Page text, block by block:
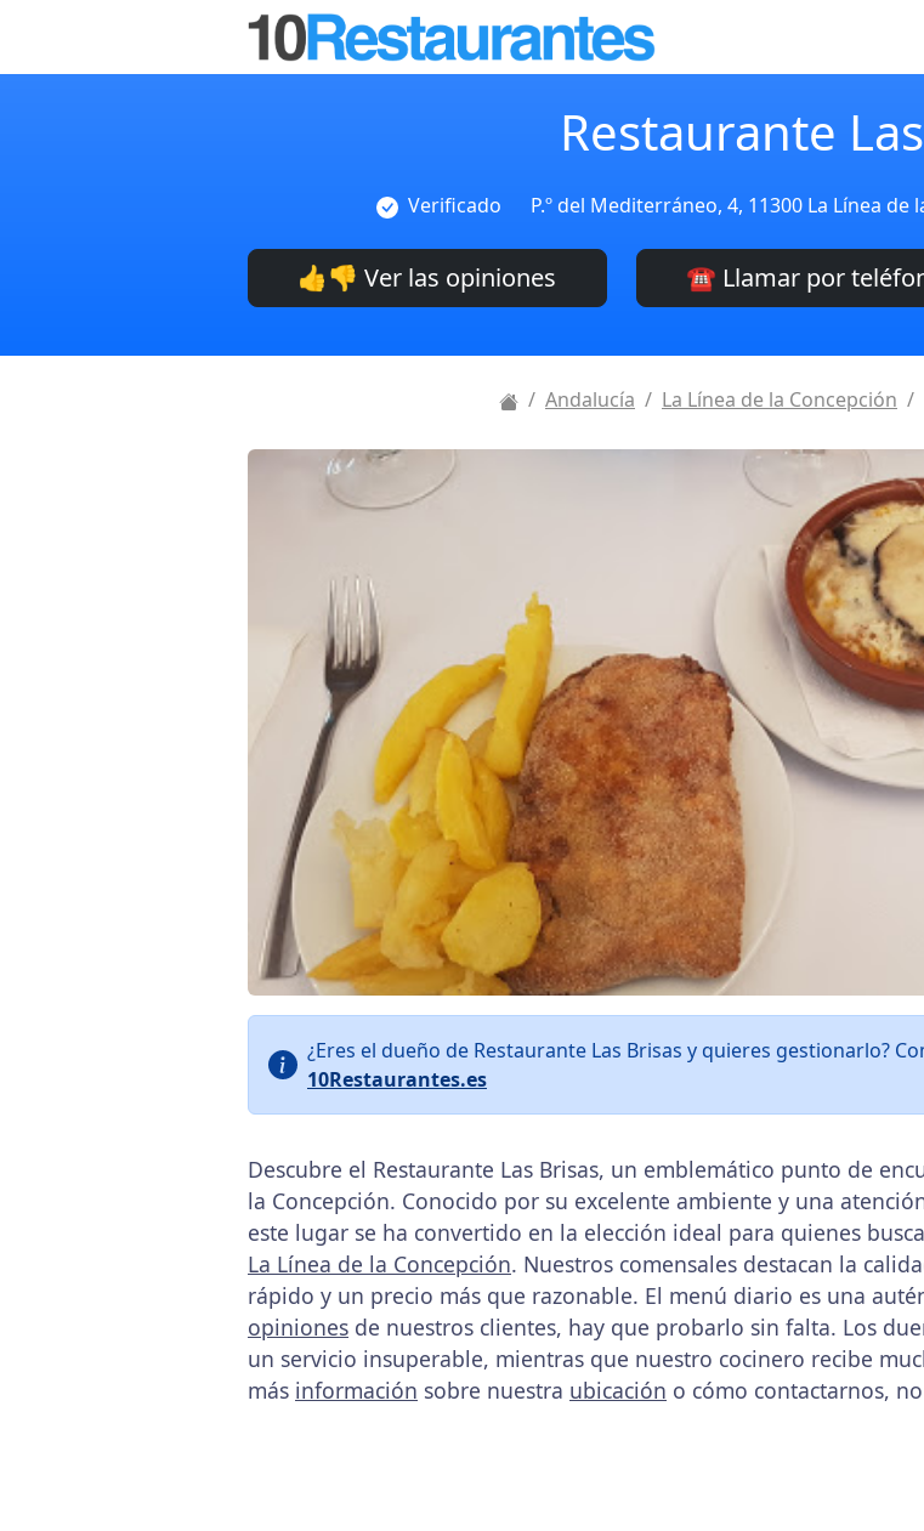
Restaurante
Verificado P.º del Mediterráneo, 4, 11300 La Línea de
👍👎 Ver las opiniones ☎️ Llamar por
Andalucía La Línea de la Concepción
¿Eres el dueño de Restaurante Las Brisas y quieres gestionarlo?
10Restaurantes.es
Descubre el Restaurante Las Brisas, un emblemático punto de
la Concepción. Conocido por su excelente ambiente y una
este lugar se ha convertido en la elección ideal para quienes
La Línea de la Concepción. Nuestros comensales destacan la
rápido y un precio más que razonable. El menú diario es una
opiniones de nuestros clientes, hay que probarlo sin falta. Los
un servicio insuperable, mientras que nuestro cocinero recibe
más información sobre nuestra ubicación o cómo contactarnos,